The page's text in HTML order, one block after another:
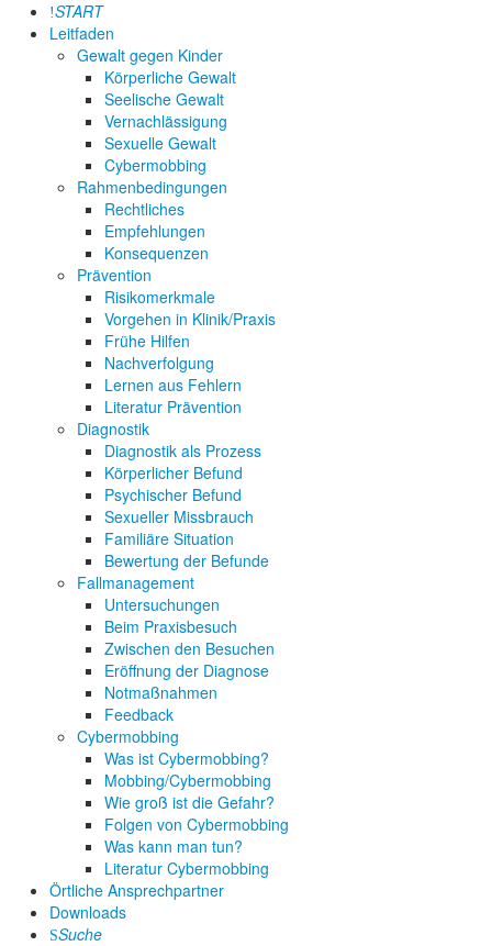
START
Leitfaden
Gewalt gegen Kinder
Körperliche Gewalt
Seelische Gewalt
Vernachlässigung
Sexuelle Gewalt
Cybermobbing
Rahmenbedingungen
Rechtliches
Empfehlungen
Konsequenzen
Prävention
Risikomerkmale
Vorgehen in Klinik/Praxis
Frühe Hilfen
Nachverfolgung
Lernen aus Fehlern
Literatur Prävention
Diagnostik
Diagnostik als Prozess
Körperlicher Befund
Psychischer Befund
Sexueller Missbrauch
Familiäre Situation
Bewertung der Befunde
Fallmanagement
Untersuchungen
Beim Praxisbesuch
Zwischen den Besuchen
Eröffnung der Diagnose
Notmaßnahmen
Feedback
Cybermobbing
Was ist Cybermobbing?
Mobbing/Cybermobbing
Wie groß ist die Gefahr?
Folgen von Cybermobbing
Was kann man tun?
Literatur Cybermobbing
Örtliche Ansprechpartner
Downloads
Suche